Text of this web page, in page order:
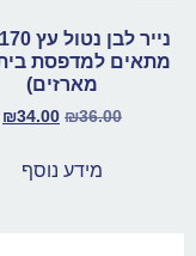
מארזים)
₪36.00
₪34.00
מידע נוסף